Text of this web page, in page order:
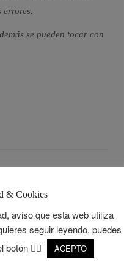
errores.
se pueden tocar con
Y NO
LA GUERRA”
& Cookies
aviso que esta web utiliza
seguir leyendo, puedes
👉🏻
ACEPTO